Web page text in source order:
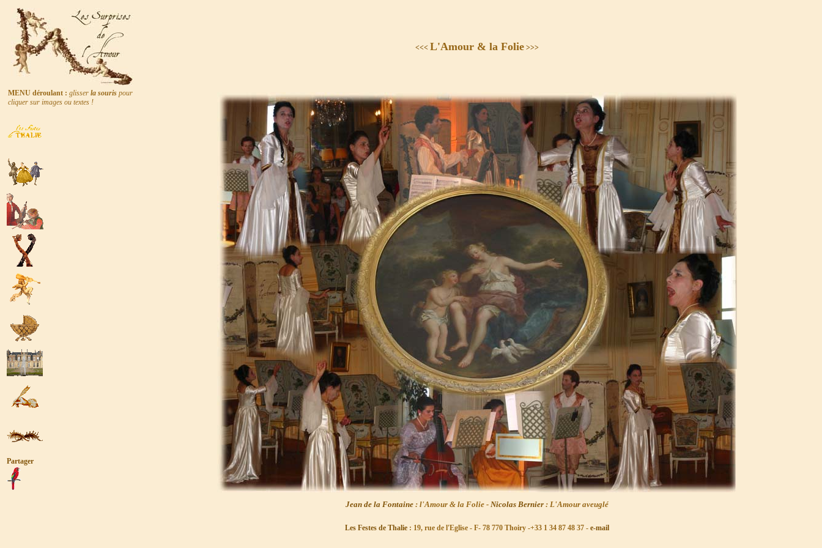
<<< L'Amour & la Folie >>>
MENU déroulant : glisser la souris pour
cliquer sur images ou textes !
Partager
Jean de la Fontaine: l'Amour & la Folie - Nicolas Bernier : L'Amour aveuglé
Les Festes de Thalie : 19, rue de l'Eglise - F- 78 770 Thoiry -+33 1 34 87 48 37 - e-mail